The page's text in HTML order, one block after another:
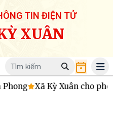
TIN ĐIỆN TỬ
XUÂN
Kỳ Xuân cho phép chuyển